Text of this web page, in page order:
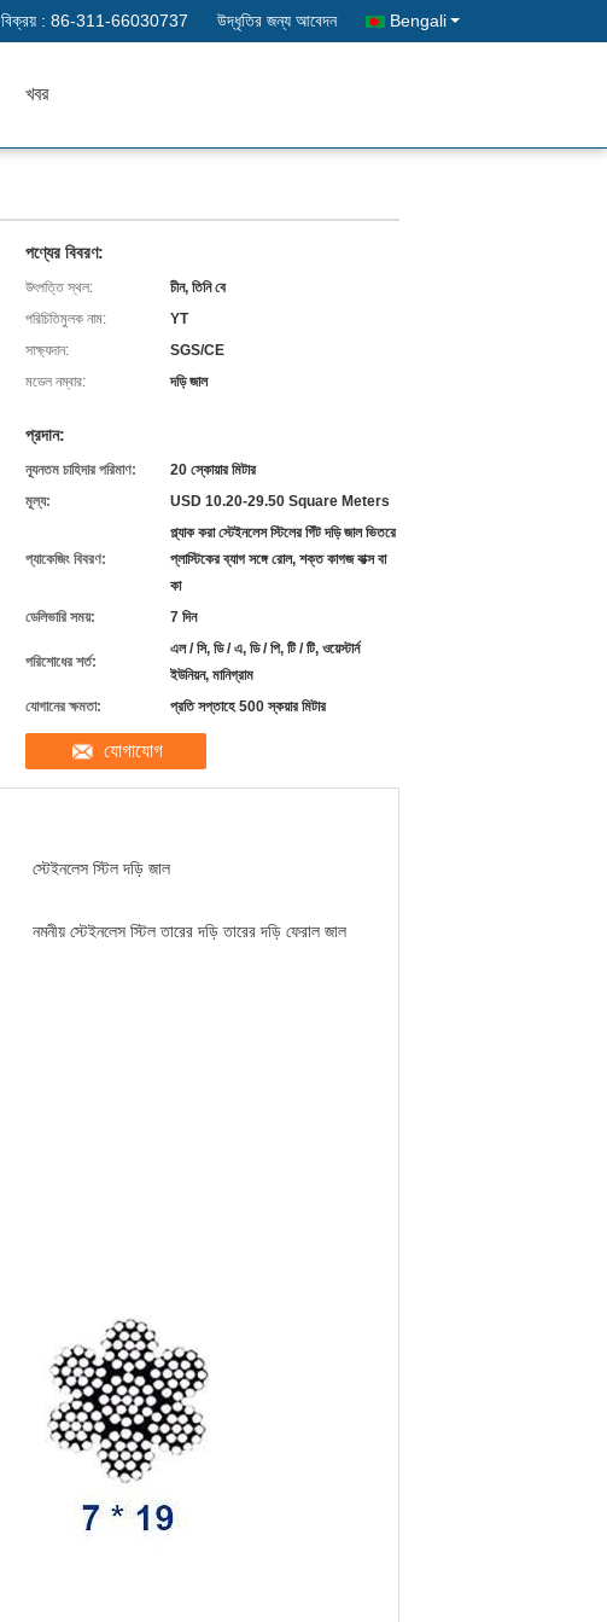
বিক্রয় : 86-311-66030737 উদ্ধৃতির জন্য আবেদন Bengali
খবর
পণ্যের বিবরণ:
উৎপত্তি স্থল:
চীন, তিনি বে
পরিচিতিমুলক নাম:
YT
সাক্ষ্যদান:
SGS/CE
মডেল নম্বার:
দড়ি জাল
প্রদান:
ন্যূনতম চাহিদার পরিমাণ:
20 স্কোয়ার মিটার
মূল্য:
USD 10.20-29.50 Square Meters
প্যাকেজিং বিবরণ:
প্ল্যাক করা স্টেইনলেস স্টিলের গিঁট দড়ি জাল ভিতরে
প্লাস্টিকের ব্যাগ সঙ্গে রোল, শক্ত কাগজ বাক্স বা
কা
ডেলিভারি সময়:
7 দিন
পরিশোধের শর্ত:
এল / সি, ডি / এ, ডি / পি, টি / টি, ওয়েস্টার্ন
ইউনিয়ন, মানিগ্রাম
যোগানের ক্ষমতা:
প্রতি সপ্তাহে 500 স্কয়ার মিটার
যোগাযোগ
স্টেইনলেস স্টিল দড়ি জাল
নমনীয় স্টেইনলেস স্টিল তারের দড়ি তারের দড়ি ফেরাল জাল